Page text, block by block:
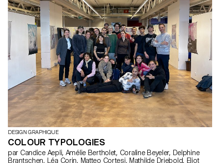
DESIGN GRAPHIQUE
COLOUR TYPOLOGIES
par Candice Aepli, Amélie Bertholet, Coraline Beyeler, Delphine
Brantschen, Léa Corin, Matteo Cortesi, Mathilde Driebold, Eliot